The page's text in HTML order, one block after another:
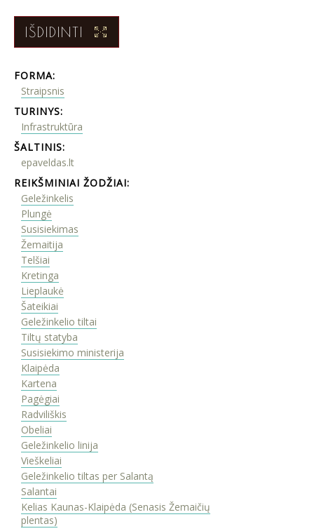
IŠDIDINTI
FORMA:
Straipsnis
TURINYS:
Infrastruktūra
ŠALTINIS:
epaveldas.lt
REIKŠMINIAI ŽODŽIAI:
Geležinkelis
Plungė
Susisiekimas
Žemaitija
Telšiai
Kretinga
Lieplaukė
Šateikiai
Geležinkelio tiltai
Tiltų statyba
Susisiekimo ministerija
Klaipėda
Kartena
Pagėgiai
Radviliškis
Obeliai
Geležinkelio linija
Vieškeliai
Geležinkelio tiltas per Salantą
Salantai
Kelias Kaunas-Klaipėda (Senasis Žemaičių
plentas)